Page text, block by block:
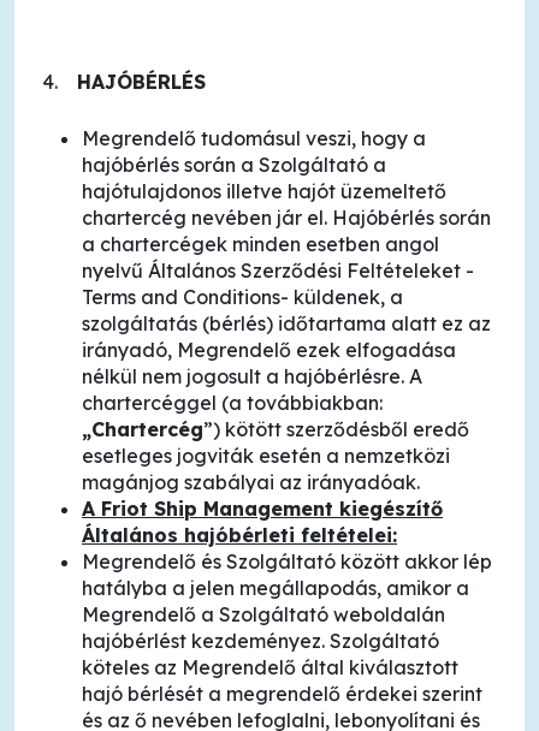
HAJÓBÉRLÉS
Megrendelő tudomásul veszi, hogy a
hajóbérlés során a Szolgáltató a
hajótulajdonos illetve hajót üzemeltető
chartercég nevében jár el. Hajóbérlés során
a chartercégek minden esetben angol
nyelvű Általános Szerződési Feltételeket -
Terms and Conditions- küldenek, a
szolgáltatás (bérlés) időtartama alatt ez az
irányadó, Megrendelő ezek elfogadása
nélkül nem jogosult a hajóbérlésre. A
chartercéggel (a továbbiakban:
„Chartercég”) kötött szerződésből eredő
esetleges jogviták esetén a nemzetközi
magánjog szabályai az irányadóak.
A Friot Ship Management kiegészítő
Általános hajóbérleti feltételei:
Megrendelő és Szolgáltató között akkor lép
hatályba a jelen megállapodás, amikor a
Megrendelő a Szolgáltató weboldalán
hajóbérlést kezdeményez. Szolgáltató
köteles az Megrendelő által kiválasztott
hajó bérlését a megrendelő érdekei szerint
és az ő nevében lefoglalni, lebonyolítani és